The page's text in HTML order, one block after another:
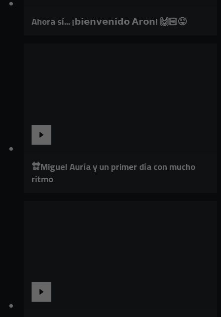
Ahora sí... ¡𝗯𝗶𝗲𝗻𝘃𝗲𝗻𝗶𝗱𝗼 𝗔𝗿𝗼𝗻! 🙌🏻😜
🔛Miguel Auría y un primer día con mucho
ritmo